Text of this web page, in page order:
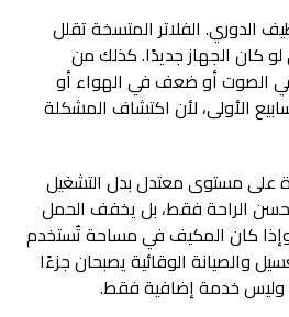
الدوري. الفلاتر المتسخة تقلل
لو كان الجهاز جديدًا. كذلك من
في الصوت أو ضعف في الهواء أو
الأولى، لأن اكتشاف المشكلة
على مستوى معتدل بدل التشغيل
الراحة فقط، بل يخفف الحمل
كان المكيف في مساحة تُستخدم
والصيانة الوقائية يصبحان جزءًا
وليس خدمة إضافية فقط.